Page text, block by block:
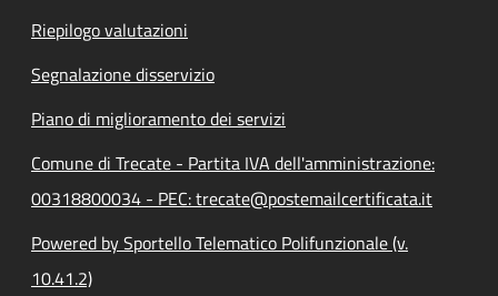
Riepilogo valutazioni
Segnalazione disservizio
Piano di miglioramento dei servizi
Comune di Trecate - Partita IVA dell'amministrazione:
00318800034 - PEC: trecate@postemailcertificata.it
Powered by Sportello Telematico Polifunzionale (v.
10.41.2)